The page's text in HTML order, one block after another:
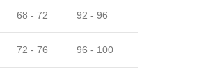
68 - 72 92 - 96
72 - 76 96 - 100